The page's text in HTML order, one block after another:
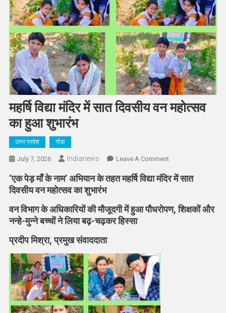
महर्षि विद्या मंदिर में सात दिवसीय वन महोत्सव
का हुआ शुभारंभ
उत्तर प्रदेश गोंडा
July 7, 2026 Indianews Leave A CommentOn
विद्या
में
सात
‘एक पेड़ माँ के नाम’ अभियान के तहत महर्षि विद्या मंदिर में सात
दिवसीय वन महोत्सव का शुभारंभ
वन विभाग के अधिकारियों की मौजूदगी में हुआ पौधरोपण, शिक्षकों और
नन्हे-मुन्ने बच्चों ने लिया बढ़-चढ़कर हिस्सा
प्रदीप मिश्रा, प्रमुख संवाददाता